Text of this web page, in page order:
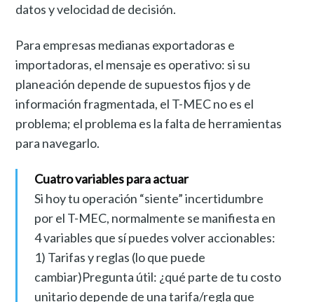
datos y velocidad de decisión.
Para empresas medianas exportadoras e
importadoras, el mensaje es operativo: si su
planeación depende de supuestos fijos y de
información fragmentada, el T-MEC no es el
problema; el problema es la falta de herramientas
para navegarlo.
Cuatro variables para actuar
Si hoy tu operación “siente” incertidumbre
por el T-MEC, normalmente se manifiesta en
4 variables que sí puedes volver accionables:
1) Tarifas y reglas (lo que puede
cambiar)Pregunta útil: ¿qué parte de tu costo
unitario depende de una tarifa/regla que